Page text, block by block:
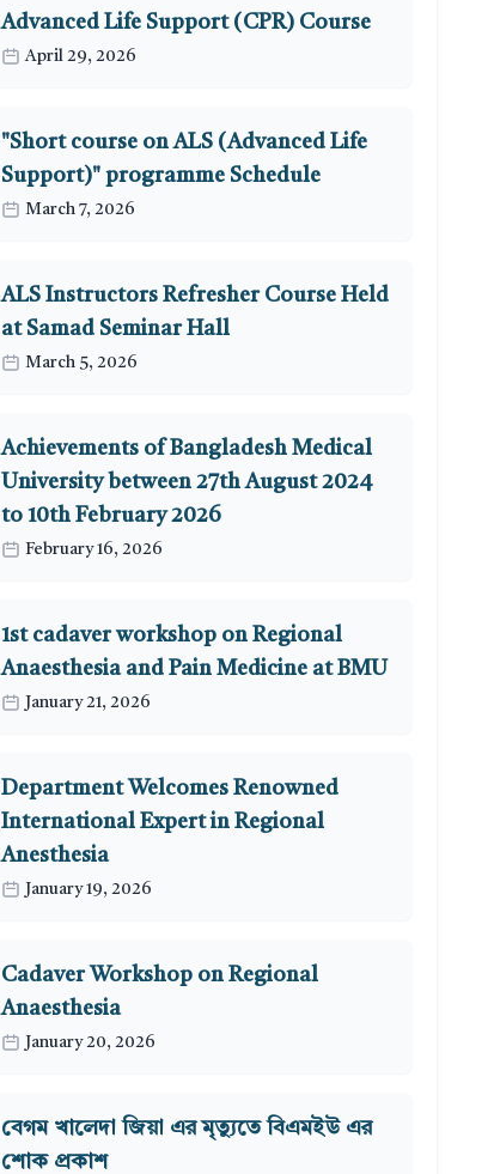
Advanced Life Support (CPR) Course
April 29, 2026
"Short course on ALS (Advanced Life
Support)" programme Schedule
March 7, 2026
ALS Instructors Refresher Course Held
at Samad Seminar Hall
March 5, 2026
Achievements of Bangladesh Medical
University between 27th August 2024
to 10th February 2026
February 16, 2026
1st cadaver workshop on Regional
Anaesthesia and Pain Medicine at BMU
January 21, 2026
Department Welcomes Renowned
International Expert in Regional
Anesthesia
January 19, 2026
Cadaver Workshop on Regional
Anaesthesia
January 20, 2026
বেগম খালেদা জিয়া এর মৃত্যুতে বিএমইউ এর
শোক প্রকাশ